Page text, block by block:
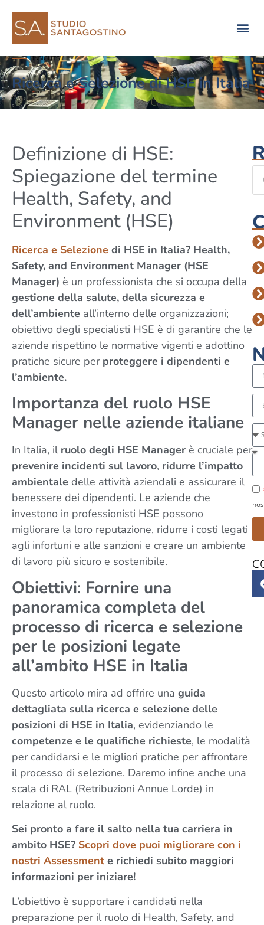
INSIGHTS
Ricerca e Selezione di HSE in Italia
Definizione di HSE:
Spiegazione del termine
Health, Safety, and
Environment (HSE)
Ricerca e Selezione di HSE in Italia? Health,
Safety, and Environment Manager (HSE
Manager) è un professionista che si occupa della
gestione della salute, della sicurezza e
dell’ambiente all’interno delle organizzazioni;
obiettivo degli specialisti HSE è di garantire che le
aziende rispettino le normative vigenti e adottino
pratiche sicure per proteggere i dipendenti e
l’ambiente.
Importanza del ruolo HSE
Manager nelle aziende italiane
In Italia, il ruolo degli HSE Manager è cruciale per
prevenire incidenti sul lavoro, ridurre l’impatto
ambientale delle attività aziendali e assicurare il
benessere dei dipendenti. Le aziende che
investono in professionisti HSE possono
migliorare la loro reputazione, ridurre i costi legati
agli infortuni e alle sanzioni e creare un ambiente
di lavoro più sicuro e sostenibile.
Obiettivi: Fornire una
panoramica completa del
processo di ricerca e selezione
per le posizioni legate
all’ambito HSE in Italia
Questo articolo mira ad offrire una guida
dettagliata sulla ricerca e selezione delle
posizioni di HSE in Italia, evidenziando le
competenze e le qualifiche richieste, le modalità
per candidarsi e le migliori pratiche per affrontare
il processo di selezione. Daremo infine anche una
scala di RAL (Retribuzioni Annue Lorde) in
relazione al ruolo.
Sei pronto a fare il salto nella tua carriera in
ambito HSE? Scopri dove puoi migliorare con i
nostri Assessment e richiedi subito maggiori
informazioni per iniziare!
L’obiettivo è supportare i candidati nella
preparazione per il ruolo di Health, Safety, and